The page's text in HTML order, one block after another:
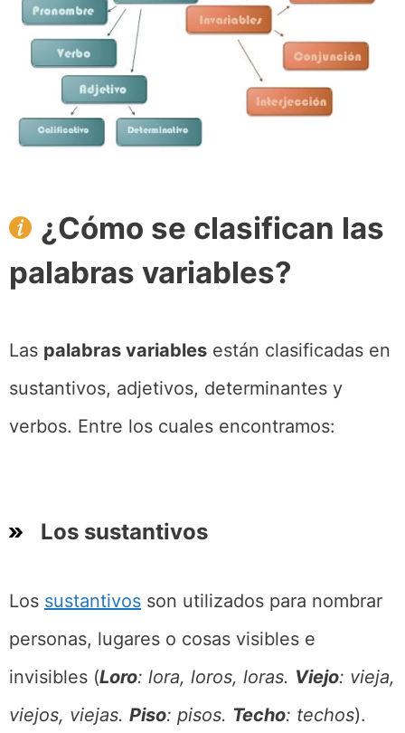
¿Cómo se clasifican las
palabras variables?
Las palabras variables están clasificadas en
sustantivos, adjetivos, determinantes y
verbos. Entre los cuales encontramos:
Los sustantivos
Los sustantivos son utilizados para nombrar
personas, lugares o cosas visibles e
invisibles (Loro: lora, loros, loras. Viejo: vieja,
viejos, viejas. Piso: pisos. Techo: techos).